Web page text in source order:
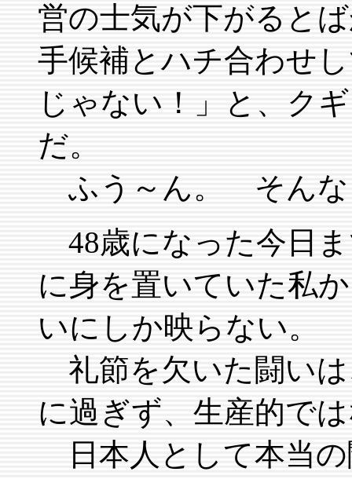
営の士気が下がると
手候補とハチ合わせ
じゃない！」と、ク
だ。
ふう～ん。 そんな
48歳になった今日
に身を置いていた私
いにしか映らない。
礼節を欠いた闘い
に過ぎず、生産的で
日本人として本当